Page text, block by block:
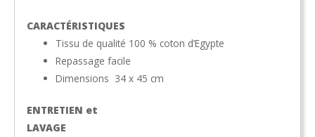
CARACTÉRISTIQUES
Tissu de qualité 100 % coton d’Egypte
Repassage facile
Dimensions 34 x 45 cm
ENTRETIEN et
LAVAGE